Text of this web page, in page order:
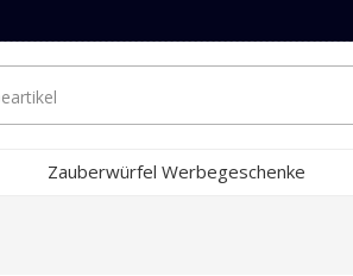
Zauberwürfel Werbegeschenke